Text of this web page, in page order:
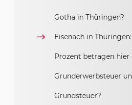
Gotha in Thüringen?
Eisenach in
Prozent betragen hier
Grunderwerbsteuer
Grundsteuer?